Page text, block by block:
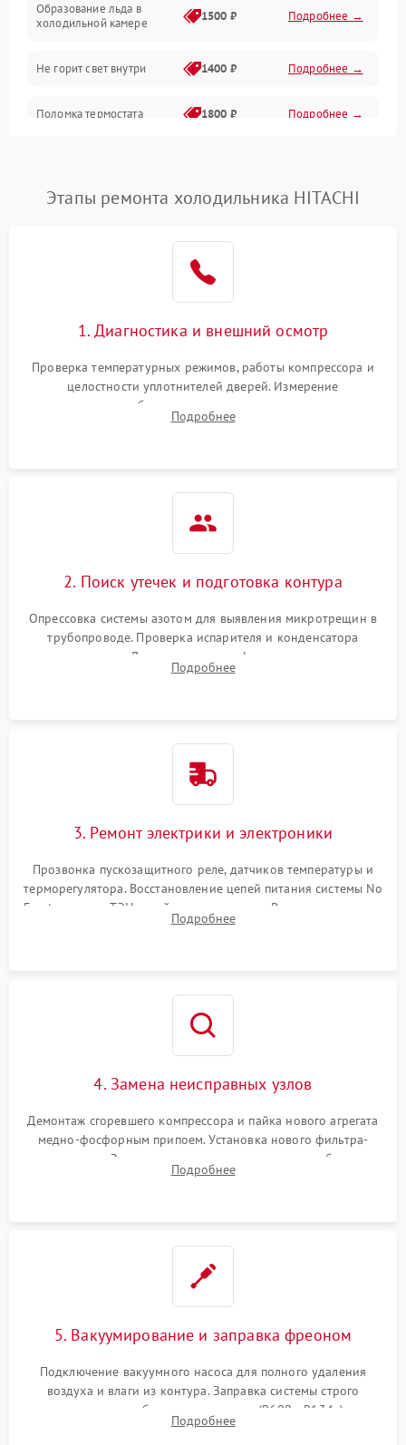
Образование льда в
холодильной камере
1500 ₽ Подробнее →
Не горит свет внутри 1400 ₽ Подробнее →
Поломка термостата 1800 ₽ Подробнее →
Поломка системы No Frost 2600 ₽ Подробнее →
работе
2000 ₽ Подробнее →
1000 ₽
1800 ₽
Этапы ремонта холодильника HITACHI
1. Диагностика и внешний осмотр
Проверка температурных режимов, работы компрессора и
целостности уплотнителей дверей. Измерение
сопротивления обмоток мотора, проверка термостата и
считывание кодов ошибок с электронного дисплея.
Подробнее
2. Поиск утечек и подготовка контура
Опрессовка системы азотом для выявления микротрещин в
трубопроводе. Проверка испарителя и конденсатора
течеискателем. Демонтаж старого фильтра-осушителя и
продувка капиллярной трубки для устранения засоров.
Подробнее
3. Ремонт электрики и электроники
Прозвонка пускозащитного реле, датчиков температуры и
терморегулятора. Восстановление цепей питания системы No
Frost, включая ТЭН оттайки и вентилятор. Ремонт или замена
платы управления при сбоях алгоритмов.
Подробнее
4. Замена неисправных узлов
Демонтаж сгоревшего компрессора и пайка нового агрегата
медно-фосфорным припоем. Установка нового фильтра-
осушителя. Замена изношенных вентиляторов обдува,
сломанных заслонок или поврежденных дверных петель.
Подробнее
5. Вакуумирование и заправка фреоном
Подключение вакуумного насоса для полного удаления
воздуха и влаги из контура. Заправка системы строго
дозированным объемом хладагента (R600a, R134a) по
электронным весам. Контроль рабочего давления в системе.
Подробнее